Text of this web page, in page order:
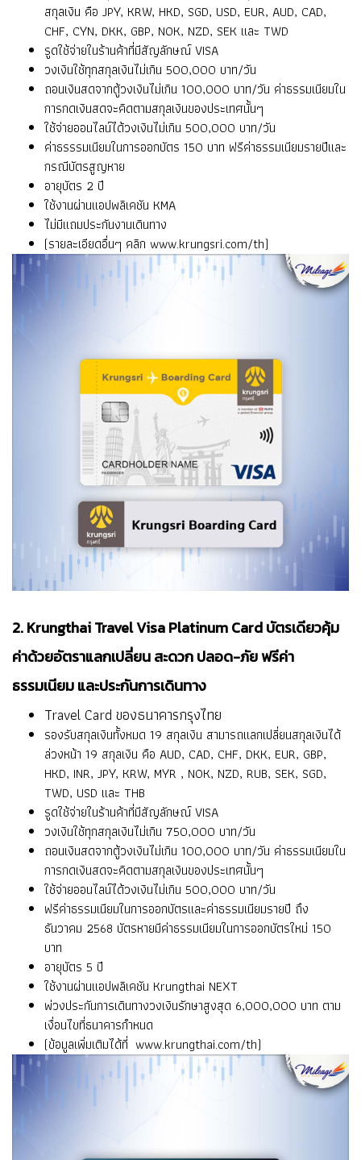
สกุลเงิน คือ JPY, KRW, HKD, SGD, USD, EUR, AUD, CAD,
CHF, CYN, DKK, GBP, NOK, NZD, SEK และ TWD
รูดใช้จ่ายในร้านค้าที่มีสัญลักษณ์ VISA
วงเงินใช้ทุกสกุลเงินไม่เกิน 500,000 บาท/วัน
ถอนเงินสดจากตู้วงเงินไม่เกิน 100,000 บาท/วัน ค่าธรรมเนียมใน
การกดเงินสดจะคิดตามสกุลเงินของประเทศนั้นๆ
ใช้จ่ายออนไลน์ได้วงเงินไม่เกิน 500,000 บาท/วัน
ค่าธรรรมเนียมในการออกบัตร 150 บาท ฟรีค่าธรรมเนียมรายปีและ
กรณีบัตรสูญหาย
อายุบัตร 2 ปี
ใช้งานผ่านแอปพลิเคชัน KMA
ไม่มีแถมประกันงานเดินทาง
(รายละเอียดอื่นๆ คลิก www.krungsri.com/th)
2. Krungthai Travel Visa Platinum Card บัตรเดียวคุ้ม
ค่าด้วยอัตราแลกเปลี่ยน สะดวก ปลอด-ภัย ฟรีค่า
ธรรมเนียม และประกันการเดินทาง
Travel Card ของธนาคารกรุงไทย
รองรับสกุลเงินทั้งหมด 19 สกุลเงิน สามารถแลกเปลี่ยนสกุลเงินได้
ล่วงหน้า 19 สกุลเงิน คือ AUD, CAD, CHF, DKK, EUR, GBP,
HKD, INR, JPY, KRW, MYR , NOK, NZD, RUB, SEK, SGD,
TWD, USD และ THB
รูดใช้จ่ายในร้านค้าที่มีสัญลักษณ์ VISA
วงเงินใช้ทุกสกุลเงินไม่เกิน 750,000 บาท/วัน
ถอนเงินสดจากตู้วงเงินไม่เกิน 100,000 บาท/วัน ค่าธรรมเนียมใน
การกดเงินสดจะคิดตามสกุลเงินของประเทศนั้นๆ
ใช้จ่ายออนไลน์ได้วงเงินไม่เกิน 500,000 บาท/วัน
ฟรีค่าธรรมเนียมในการออกบัตรและค่าธรรมเนียมรายปี ถึง
ธันวาคม 2568 บัตรหายมีค่าธรรมเนียมในการออกบัตรใหม่ 150
บาท
อายุบัตร 5 ปี
ใช้งานผ่านแอปพลิเคชัน Krungthai NEXT
พ่วงประกันการเดินทางวงเงินรักษาสูงสุด 6,000,000 บาท ตาม
เงื่อนไขที่ธนาคารกำหนด
(ข้อมูลเพิ่มเติมได้ที่ www.krungthai.com/th)